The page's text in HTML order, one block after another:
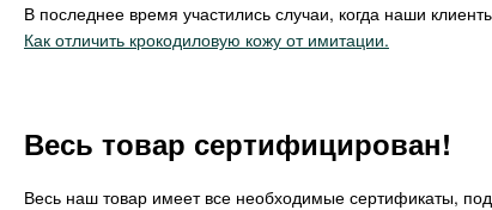
В последнее время участились случаи, когда наши
Как отличить крокодиловую кожу от имитации.
Весь товар сертифицирован!
Весь наш товар имеет все необходимые сертификаты,